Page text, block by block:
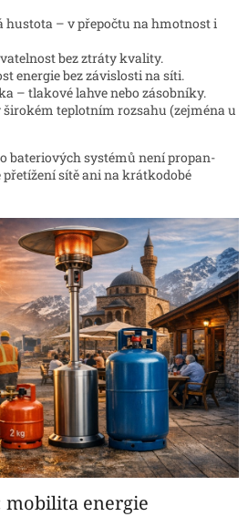
hustota – v přepočtu na hmotnost i
bez ztráty kvality.
energie bez závislosti na síti.
– tlakové lahve nebo zásobníky.
širokém teplotním rozsahu (zejména u
bateriových systémů není propan-
sítě ani na krátkodobé
mobilita energie